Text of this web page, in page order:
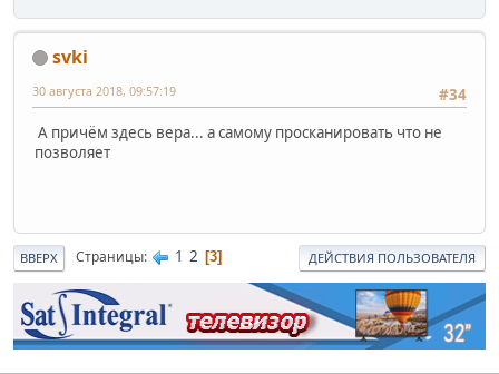
svki
#34
30 августа 2018, 09:57:19
А причём здесь вера... а самому просканировать что не
позволяет
ВВЕРХ Страницы 1 2 3 ДЕЙСТВИЯ ПОЛЬЗОВАТЕЛЯ